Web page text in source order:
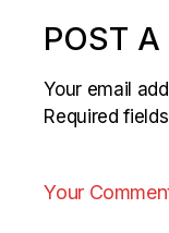
POST
Your email
Required